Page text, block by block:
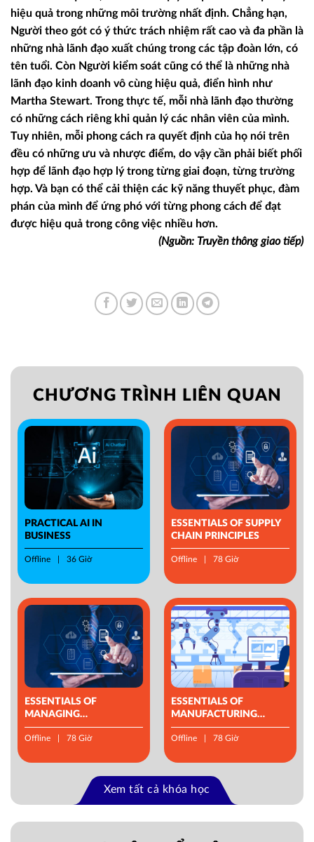
hiệu quả trong những môi trường nhất định. Chẳng hạn,
Người theo gót có ý thức trách nhiệm rất cao và đa phần là
những nhà lãnh đạo xuất chúng trong các tập đoàn lớn, có
tên tuổi. Còn Người kiểm soát cũng có thể là những nhà
lãnh đạo kinh doanh vô cùng hiệu quả, điển hình như
Martha Stewart. Trong thực tế, mỗi nhà lãnh đạo thường
có những cách riêng khi quản lý các nhân viên của mình.
Tuy nhiên, mỗi phong cách ra quyết định của họ nói trên
đều có những ưu và nhược điểm, do vậy cần phải biết phối
hợp để lãnh đạo hợp lý trong từng giai đoạn, từng trường
hợp. Và bạn có thể cải thiện các kỹ năng thuyết phục, đàm
phán của mình để ứng phó với từng phong cách để đạt
được hiệu quả trong công việc nhiều hơn.
(Nguồn: Truyền thông giao tiếp)
CHƯƠNG TRÌNH LIÊN QUAN
PRACTICAL AI IN
BUSINESS
Offline 36 Giờ
ESSENTIALS OF SUPPLY
CHAIN PRINCIPLES
Offline 78 Giờ
ESSENTIALS OF
MANAGING
OPERATIONS
Offline 78 Giờ
ESSENTIALS OF
MANUFACTURING
MANAGEMENT
Offline 78 Giờ
Xem tất cả khóa học